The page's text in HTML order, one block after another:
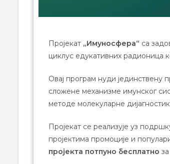
Пројекат „Имуносфера“ са
циклус едукативних радионица
Овај програм нуди јединствену
сложене механизме имунског
методе молекуларне
Пројекат се реализује уз
пројектима промоције и
пројекта потпуно бесплатно